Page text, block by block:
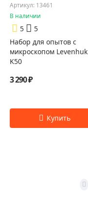
Артикул: 13461
В наличии
5
5
Набор для опытов с
микроскопом Levenhuk
K50
3 290 ₽